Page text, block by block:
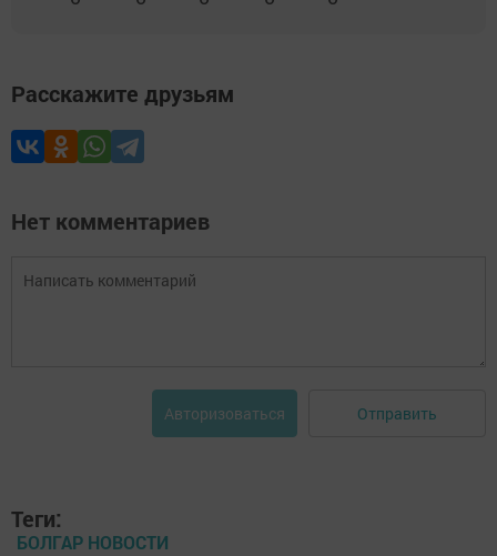
Расскажите друзьям
Нет комментариев
Авторизоваться Отправить
Теги:
БОЛГАР НОВОСТИ